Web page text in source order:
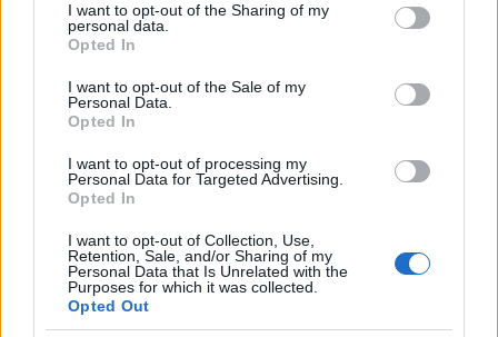
not limited to your visit or usage behaviour. You may click to
grant or deny consent to Google and its third-party tags to
use your data for below specified purposes in below Google
consent section.
I want to opt-out of the Sharing of my
personal data.
Opted In
I want to opt-out of the Sale of my
Personal Data.
Opted In
I want to opt-out of processing my
Personal Data for Targeted Advertising.
Opted In
I want to opt-out of Collection, Use,
Retention, Sale, and/or Sharing of my
Personal Data that Is Unrelated with the
Purposes for which it was collected.
Opted Out